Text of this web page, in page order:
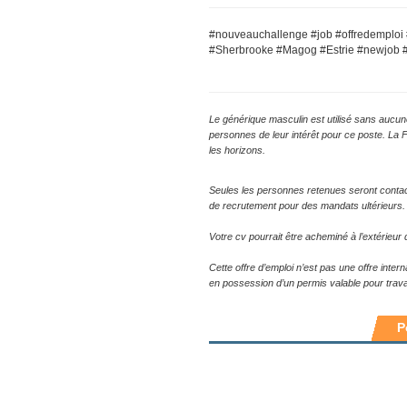
#nouveauchallenge #job
#Sherbrooke #Magog #Estrie #newjob
Le générique masculin est utilisé sans
personnes de leur intérêt pour ce poste. La
les horizons.
Seules les personnes retenues seront
de recrutement pour des mandats ultérieurs.
Votre cv pourrait être acheminé à l’extérieur
Cette offre d’emploi n’est pas une offre
en possession d’un permis valable pour